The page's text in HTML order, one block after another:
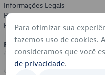
Informações Legais
Política de Privacidade
Política de Cookies
Formas de Pagamento
Para otimizar sua
fazemos uso de cookies.
consideramos que você
de privacidade.